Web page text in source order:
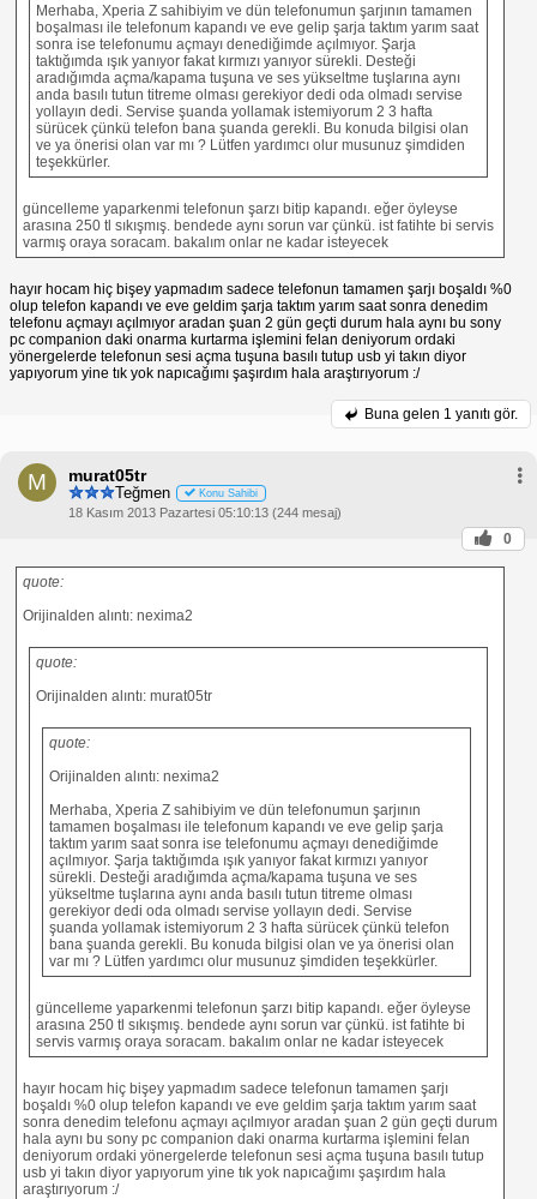
Merhaba, Xperia Z sahibiyim ve dün telefonumun şarjının tamamen
boşalması ile telefonum kapandı ve eve gelip şarja taktım yarım saat
sonra ise telefonumu açmayı denediğimde açılmıyor. Şarja
taktığımda ışık yanıyor fakat kırmızı yanıyor sürekli. Desteği
aradığımda açma/kapama tuşuna ve ses yükseltme tuşlarına aynı
anda basılı tutun titreme olması gerekiyor dedi oda olmadı servise
yollayın dedi. Servise şuanda yollamak istemiyorum 2 3 hafta
sürücek çünkü telefon bana şuanda gerekli. Bu konuda bilgisi olan
ve ya önerisi olan var mı ? Lütfen yardımcı olur musunuz şimdiden
teşekkürler.
güncelleme yaparkenmi telefonun şarzı bitip kapandı. eğer öyleyse
arasına 250 tl sıkışmış. bendede aynı sorun var çünkü. ist fatihte bi servis
varmış oraya soracam. bakalım onlar ne kadar isteyecek
hayır hocam hiç bişey yapmadım sadece telefonun tamamen şarjı boşaldı %0
olup telefon kapandı ve eve geldim şarja taktım yarım saat sonra denedim
telefonu açmayı açılmıyor aradan şuan 2 gün geçti durum hala aynı bu sony
pc companion daki onarma kurtarma işlemini felan deniyorum ordaki
yönergelerde telefonun sesi açma tuşuna basılı tutup usb yi takın diyor
yapıyorum yine tık yok napıcağımı şaşırdım hala araştırıyorum :/
Buna gelen 1 yanıtı gör.
M murat05tr
Teğmen Konu Sahibi
18 Kasım 2013 Pazartesi 05:10:13 (244 mesaj)
0
quote:
Orijinalden alıntı: nexima2
quote:
Orijinalden alıntı: murat05tr
quote:
Orijinalden alıntı: nexima2
Merhaba, Xperia Z sahibiyim ve dün telefonumun şarjının
tamamen boşalması ile telefonum kapandı ve eve gelip şarja
taktım yarım saat sonra ise telefonumu açmayı denediğimde
açılmıyor. Şarja taktığımda ışık yanıyor fakat kırmızı yanıyor
sürekli. Desteği aradığımda açma/kapama tuşuna ve ses
yükseltme tuşlarına aynı anda basılı tutun titreme olması
gerekiyor dedi oda olmadı servise yollayın dedi. Servise
şuanda yollamak istemiyorum 2 3 hafta sürücek çünkü telefon
bana şuanda gerekli. Bu konuda bilgisi olan ve ya önerisi olan
var mı ? Lütfen yardımcı olur musunuz şimdiden teşekkürler.
güncelleme yaparkenmi telefonun şarzı bitip kapandı. eğer öyleyse
arasına 250 tl sıkışmış. bendede aynı sorun var çünkü. ist fatihte bi
servis varmış oraya soracam. bakalım onlar ne kadar isteyecek
hayır hocam hiç bişey yapmadım sadece telefonun tamamen şarjı
boşaldı %0 olup telefon kapandı ve eve geldim şarja taktım yarım saat
sonra denedim telefonu açmayı açılmıyor aradan şuan 2 gün geçti durum
hala aynı bu sony pc companion daki onarma kurtarma işlemini felan
deniyorum ordaki yönergelerde telefonun sesi açma tuşuna basılı tutup
usb yi takın diyor yapıyorum yine tık yok napıcağımı şaşırdım hala
araştırıyorum :/